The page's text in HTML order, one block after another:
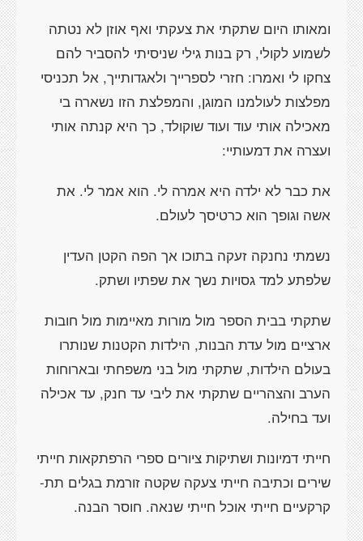
ומאותו היום שתקתי את צעקתי ואף אוזן לא נטתה
לשמוע לקולי, רק בנות גילי שניסיתי להסביר להם
צחקו לי ואמרו: חזרי לספרייך ולאגדותייך, אל תכניסי
מפלצות לעולמנו המוגן, והמפלצת הזו נשארה בי
מאכילה אותי עוד ועוד שוקולד, כך היא קנתה אותי
ועצרה את דמעותיי:
את כבר לא ילדה היא אמרה לי. הוא אמר לי. את
אשה וגופך הוא כרטיסך לעולם.
נשמתי נחנקה זעקה בתוכו אך הפה הקטן העדין
שלפתע למד גסויות נשך את שפתיו ושתק.
שתקתי בבית הספר מול מורות מאיימות מול חובות
ארציים מול עדת הבנות, הילדות הקטנות שנותרו
בעולם הילדות, שתקתי מול בני משפחתי ובארוחות
הערב והצהריים שתקתי את ליבי עד חנק, עד אכילה
ועד בחילה.
חייתי דמיונות ושתיקות ציורים ספרי הרפתקאות חייתי
שירים וכתיבה חייתי צעקה שקטה זורמת בגלים תת-
קרקעיים חייתי אוכל חייתי שנאה. חוסר הבנה.